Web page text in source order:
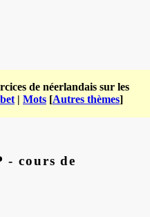
de néerlandais sur les
| Mots [Autres thèmes]
- cours de